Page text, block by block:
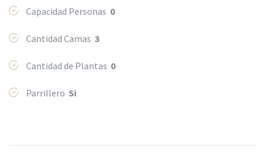
Capacidad Personas 0
Cantidad Camas 3
Cantidad de Plantas 0
Parrillero Si